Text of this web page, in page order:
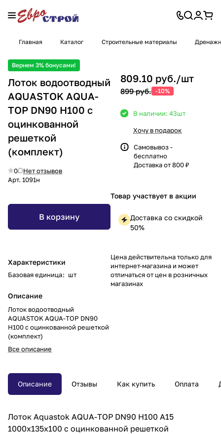
Главная Каталог Строительные материалы
Вернем 3% бонусами!
Лоток водоотводный
AQUASTOK AQUA-
TOP DN90 H100 с
оцинкованной
решеткой
(комплект)
0
Нет отзывов
Арт. 1091н
В корзину
Характеристики
Базовая единица: шт
Описание
Лоток водоотводный
AQUASTOK AQUA-TOP DN90
H100 с оцинкованной решеткой
(комплект)
Все описание
809.10 руб./шт
899 руб. -10%
В наличии: 43шт
Хочу в подарок
Самовывоз -
бесплатно
Доставка от 800 ₽
Товар участвует в акции
Доставка со скидкой
50%
Цена действительна только для
интернет-магазина и может
отличаться от цен в розничных
магазинах
Описание Отзывы Как купить Оплата
Лоток Aquastok AQUA-TOP DN90 H100 A15
1000x135x100 с оцинкованной решеткой